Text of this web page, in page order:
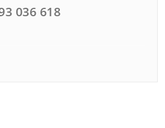
036 618